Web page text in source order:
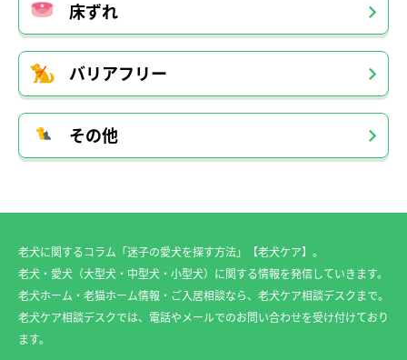
床ずれ
バリアフリー
その他
老犬に関するコラム「迷子の愛犬を探す方法」【老犬ケア】。
老犬・愛犬（大型犬・中型犬・小型犬）に関する情報を発信していきます。
老犬ホーム・老猫ホーム情報・ご入居相談なら、老犬ケア相談デスクまで。
老犬ケア相談デスクでは、電話やメールでのお問い合わせを受け付けており
ます。